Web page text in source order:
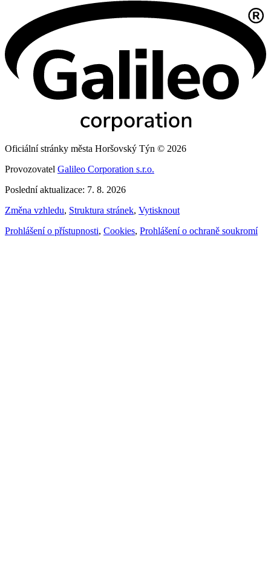
Oficiální stránky města Horšovský Týn © 2026
Provozovatel Galileo Corporation s.r.o.
Poslední aktualizace: 7. 8. 2026
Změna vzhledu, Struktura stránek, Vytisknout
Prohlášení o přístupnosti, Cookies, Prohlášení o ochraně soukromí